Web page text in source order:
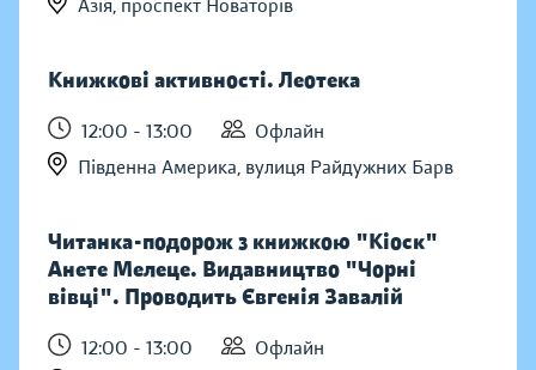
Азія, проспект Новаторів
Книжкові активності. Леотека
12:00 - 13:00
Офлайн
Південна Америка, вулиця Райдужних Барв
Читанка-подорож з книжкою "Кіоск"
Анете Мелеце. Видавництво "Чорні
вівці". Проводить Євгенія Завалій
12:00 - 13:00
Офлайн